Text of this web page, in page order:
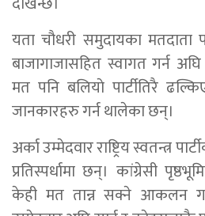
यता चौधरी समुदायका मतदाता
बाजागाजासहित स्वागत गर्न
मत पनि बलियाे पार्टीतिरै
जानकारहरु गर्न थालेका छन्।
अर्का उम्मेदवार राष्ट्रिय स्वतन्त्र
प्रतिस्पर्धामा छन्। कांग्रेसी
केही मत तान्न सक्ने आकलन